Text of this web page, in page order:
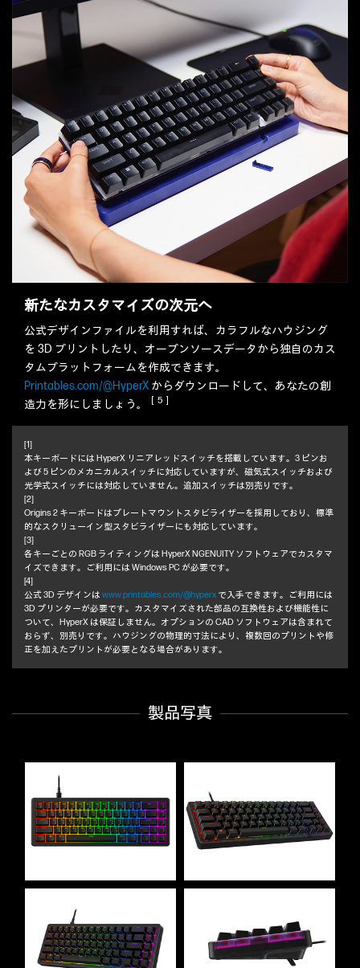
新たなカスタマイズの次元へ
公式デザインファイルを利用すれば、カラフルなハウジング
を 3D プリントしたり、オープンソースデータから独自のカス
タムプラットフォームを作成できます。
Printables.com/@HyperX からダウンロードして、あなたの創
造力を形にしましょう。
［5］
[1]
本キーボードには HyperX リニアレッドスイッチを搭載しています。3 ピンお
よび 5 ピンのメカニカルスイッチに対応していますが、磁気式スイッチおよび
光学式スイッチには対応していません。追加スイッチは別売りです。
[2]
Origins 2 キーボードはプレートマウントスタビライザーを採用しており、標準
的なスクリューイン型スタビライザーにも対応しています。
[3]
各キーごとの RGB ライティングは HyperX NGENUITY ソフトウェアでカスタマ
イズできます。ご利用には Windows PC が必要です。
[4]
公式 3D デザインは www.printables.com/@hyperx で入手できます。ご利用には
3D プリンターが必要です。カスタマイズされた部品の互換性および機能性に
ついて、HyperX は保証しません。オプションの CAD ソフトウェアは含まれて
おらず、別売りです。ハウジングの物理的寸法により、複数回のプリントや修
正を加えたプリントが必要となる場合があります。
製品写真